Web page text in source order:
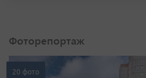
Фоторепортаж
20 фото